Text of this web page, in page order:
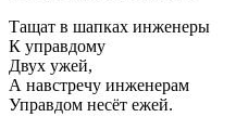
Тащат в шапках инженеры
К управдому
Двух ужей,
А навстречу инженерам
Управдом несёт ежей.